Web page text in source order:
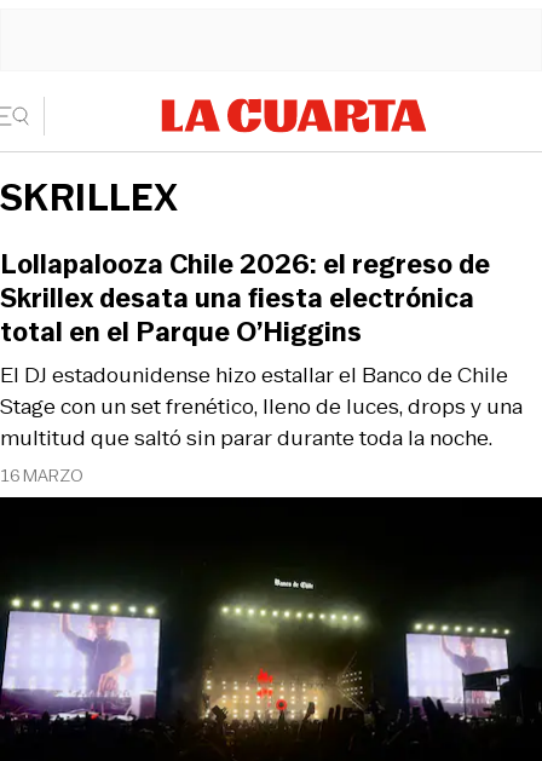
SKRILLEX
16 MARZO
El DJ estadounidense hizo estallar el Banco de Chile
Stage con un set frenético, lleno de luces, drops y una
multitud que saltó sin parar durante toda la noche.
Lollapalooza Chile 2026: el regreso de
Skrillex desata una fiesta electrónica
total en el Parque O’Higgins